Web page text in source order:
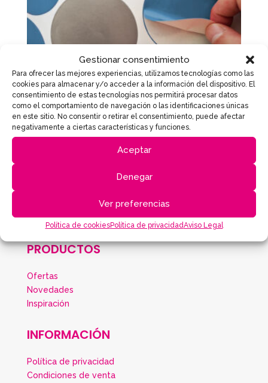
Gestionar consentimiento
Para ofrecer las mejores experiencias, utilizamos tecnologías como las
cookies para almacenar y/o acceder a la información del dispositivo. El
consentimiento de estas tecnologías nos permitirá procesar datos
como el comportamiento de navegación o las identificaciones únicas
en este sitio. No consentir o retirar el consentimiento, puede afectar
negativamente a ciertas características y funciones.
Aceptar
Denegar
Ver preferencias
Política de cookiesPolítica de privacidadAviso Legal
era:
10,00€.
precio
es:
7,50€.
PRODUCTOS
Ofertas
Novedades
Inspiración
INFORMACIÓN
Política de privacidad
Condiciones de venta